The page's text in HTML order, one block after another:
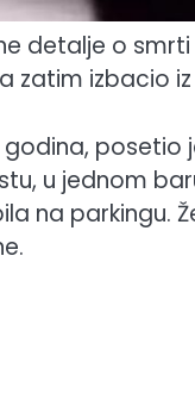
detalje o smrti
zatim izbacio iz
posetio
u jednom
na parkingu.